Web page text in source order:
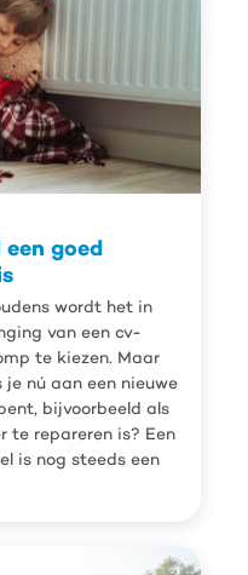
goed
wordt het in
van een cv-
te kiezen. Maar
nú aan een nieuwe
bijvoorbeeld als
te repareren is? Een
is nog steeds een